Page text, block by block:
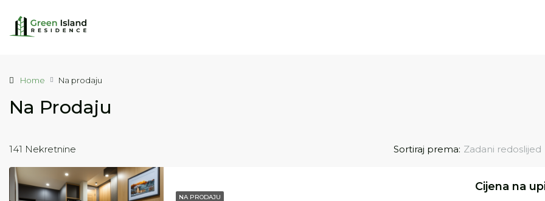
Home Na prodaju
Na Prodaju
141 Nekretnine Sortiraj prema: Zadani redoslijed
NA PRODAJU
Cijena na